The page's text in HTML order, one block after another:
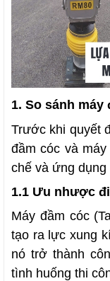
1. So sánh máy
Trước khi quyết
đầm cóc và
chế và ứng
1.1 Ưu nhược
Máy đầm cóc
tạo ra lực xung
nó trở thành
tình huống thi